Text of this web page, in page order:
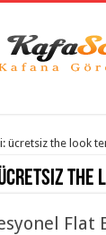
ücretsiz the look
the
Flat